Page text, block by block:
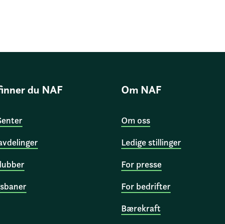
du NAF Om NAF
Om oss
Ledige stillinger
For presse
For bedrifter
Bærekraft